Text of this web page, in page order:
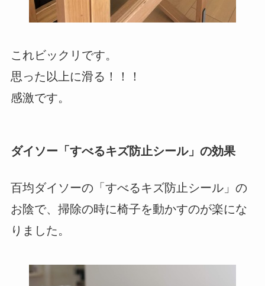
これビックリです。
思った以上に滑る！！！
感激です。
ダイソー「すべるキズ防止シール」の効果
百均ダイソーの「すべるキズ防止シール」の
お陰で、掃除の時に椅子を動かすのが楽にな
りました。